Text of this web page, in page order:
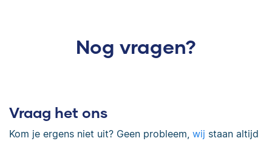
Nog vragen?
Vraag het ons
Kom je ergens niet uit? Geen probleem, wij staan altijd